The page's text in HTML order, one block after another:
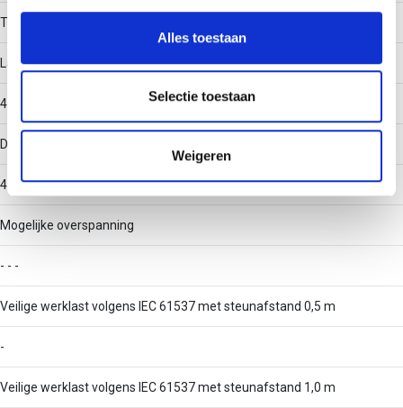
personaliseren, om functies voor social media te bieden
en om ons websiteverkeer te analyseren. Ook delen we
partners voor social media, adverteren en analyse. Deze
partners kunnen deze gegevens combineren met andere
informatie die u aan ze heeft verstrekt of die ze hebben
verzameld op basis van uw gebruik van hun services.
Alles toestaan
Selectie toestaan
Weigeren
Type III
Langsdraaddiameter
4.82
Dwarsdraaddiameter
4.82
Mogelijke overspanning
- - -
Veilige werklast volgens IEC 61537 met steunafstand 0,5 m
-
Veilige werklast volgens IEC 61537 met steunafstand 1,0 m